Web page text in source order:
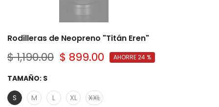
Rodilleras de Neopreno "Titán Eren"
$ 1,190.00 $ 899.00 AHORRE 24 %
TAMAÑO: S
S
M L XL XXL